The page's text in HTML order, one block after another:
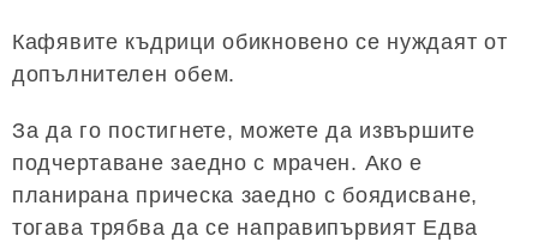
Кафявите къдрици обикновено се нуждаят от
допълнителен обем.
За да го постигнете, можете да извършите
подчертаване заедно с мрачен. Ако е
планирана прическа заедно с боядисване,
тогава трябва да се направипървият Едва